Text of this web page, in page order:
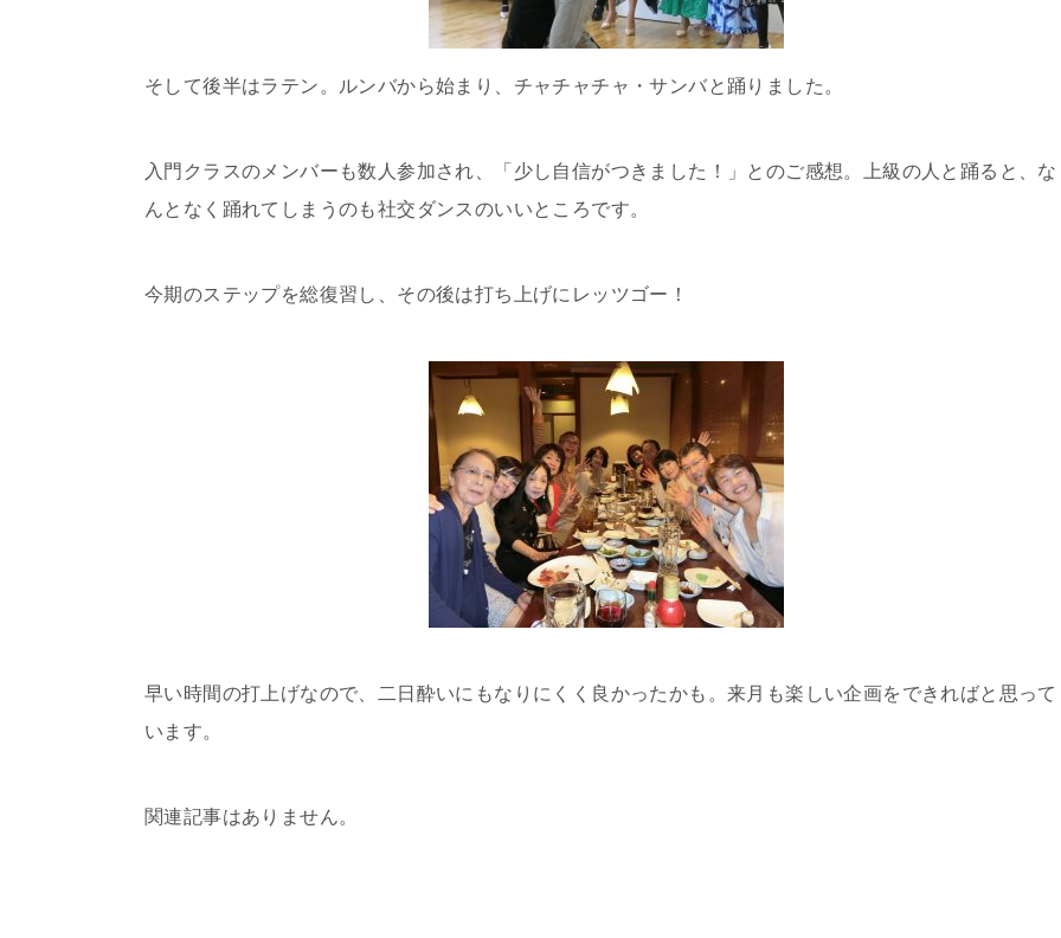
そして後半はラテン。ルンバから始まり、チャチャチャ・サンバと踊りました。
入門クラスのメンバーも数人参加され、「少し自信がつきました！」とのご感想。上級の人と踊ると、な
んとなく踊れてしまうのも社交ダンスのいいところです。
今期のステップを総復習し、その後は打ち上げにレッツゴー！
早い時間の打上げなので、二日酔いにもなりにくく良かったかも。来月も楽しい企画をできればと思って
います。
関連記事はありません。